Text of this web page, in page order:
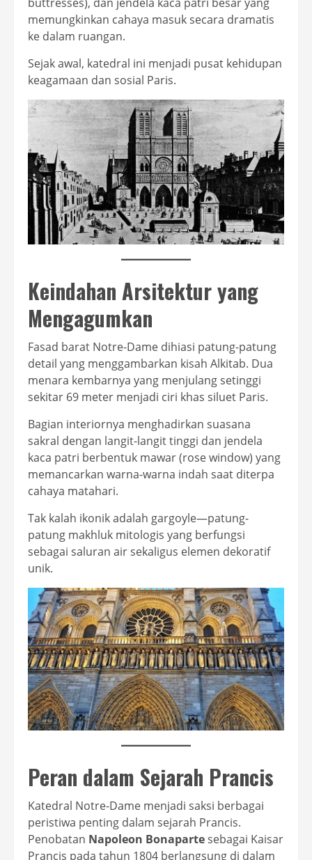
memungkinkan cahaya masuk secara dramatis
ke dalam ruangan.
Sejak awal, katedral ini menjadi pusat kehidupan
keagamaan dan sosial Paris.
Keindahan Arsitektur yang
Mengagumkan
Fasad barat Notre-Dame dihiasi patung-patung
detail yang menggambarkan kisah Alkitab. Dua
menara kembarnya yang menjulang setinggi
sekitar 69 meter menjadi ciri khas siluet Paris.
Bagian interiornya menghadirkan suasana
sakral dengan langit-langit tinggi dan jendela
kaca patri berbentuk mawar (rose window) yang
memancarkan warna-warna indah saat diterpa
cahaya matahari.
Tak kalah ikonik adalah gargoyle—patung-
patung makhluk mitologis yang berfungsi
sebagai saluran air sekaligus elemen dekoratif
unik.
Peran dalam Sejarah Prancis
Katedral Notre-Dame menjadi saksi berbagai
peristiwa penting dalam sejarah Prancis.
Penobatan Napoleon Bonapartesebagai Kaisar
Prancis pada tahun 1804 berlangsung di dalam